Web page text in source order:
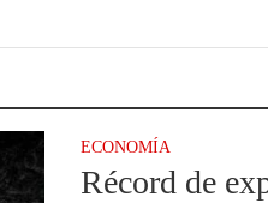
ECONOMÍA
Récord de